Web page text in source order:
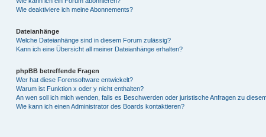
Wie deaktiviere ich meine Abonnements?
Dateianhänge
Welche Dateianhänge sind in diesem Forum zulässig?
Kann ich eine Übersicht all meiner Dateianhänge erhalten?
phpBB betreffende Fragen
Wer hat diese Forensoftware entwickelt?
Warum ist Funktion x oder y nicht enthalten?
An wen soll ich mich wenden, falls es Beschwerden oder juristische Anfragen zu
Wie kann ich einen Administrator des Boards kontaktieren?